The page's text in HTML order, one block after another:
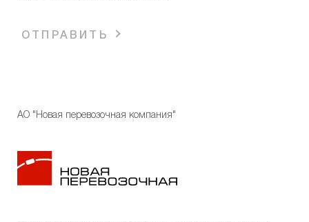
ОТПРАВИТЬ
АО "Новая перевозочная компания"